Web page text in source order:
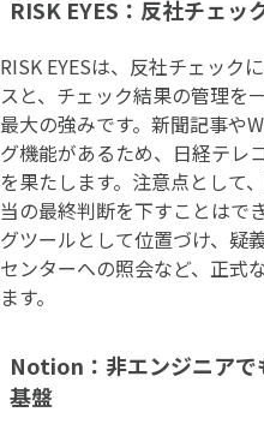
RISK EYES：反社チェッ
RISK EYESは、反社チェック
スと、チェック結果の管理を
最大の強みです。新聞記事や
グ機能があるため、日経テレ
を果たします。注意点として
当の最終判断を下すことはで
グツールとして位置づけ、疑
センターへの照会など、正式
ます。
Notion：非エンジニアで
基盤